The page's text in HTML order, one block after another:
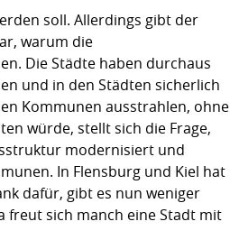
soll. Allerdings gibt der
warum die
Die Städte haben durchaus
und in den Städten sicherlich
Kommunen ausstrahlen, ohne
würde, stellt sich die Frage,
modernisiert und
In Flensburg und Kiel hat
dafür, gibt es nun weniger
freut sich manch eine Stadt mit